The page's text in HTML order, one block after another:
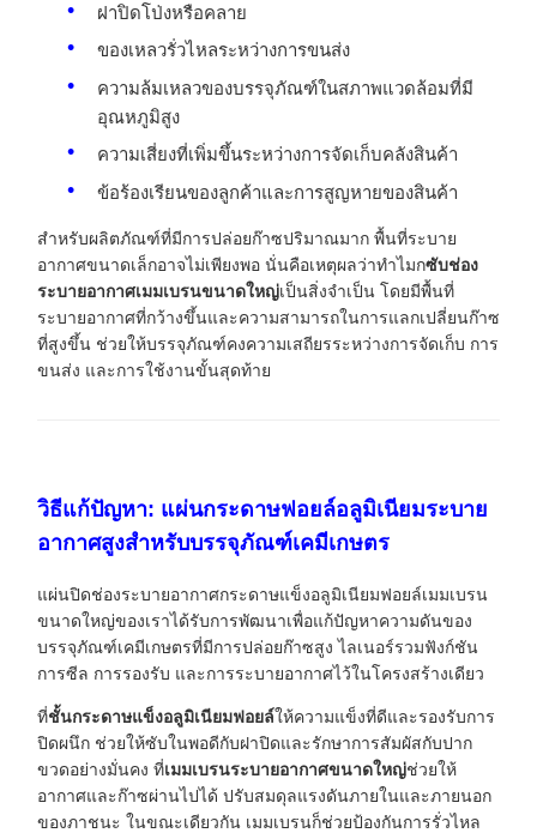
ฝาปิดโป่งหรือคลาย
ของเหลวรั่วไหลระหว่างการขนส่ง
ความล้มเหลวของบรรจุภัณฑ์ในสภาพแวดล้อมที่มี
อุณหภูมิสูง
ความเสี่ยงที่เพิ่มขึ้นระหว่างการจัดเก็บคลังสินค้า
ข้อร้องเรียนของลูกค้าและการสูญหายของสินค้า
สำหรับผลิตภัณฑ์ที่มีการปล่อยก๊าซปริมาณมาก พื้นที่ระบาย
อากาศขนาดเล็กอาจไม่เพียงพอ นั่นคือเหตุผลว่าทำไมกซับช่อง
ระบายอากาศเมมเบรนขนาดใหญ่เป็นสิ่งจำเป็น โดยมีพื้นที่
ระบายอากาศที่กว้างขึ้นและความสามารถในการแลกเปลี่ยนก๊าซ
ที่สูงขึ้น ช่วยให้บรรจุภัณฑ์คงความเสถียรระหว่างการจัดเก็บ การ
ขนส่ง และการใช้งานขั้นสุดท้าย
วิธีแก้ปัญหา: แผ่นกระดาษฟอยล์อลูมิเนียมระบาย
อากาศสูงสำหรับบรรจุภัณฑ์เคมีเกษตร
แผ่นปิดช่องระบายอากาศกระดาษแข็งอลูมิเนียมฟอยล์เมมเบรน
ขนาดใหญ่ของเราได้รับการพัฒนาเพื่อแก้ปัญหาความดันของ
บรรจุภัณฑ์เคมีเกษตรที่มีการปล่อยก๊าซสูง ไลเนอร์รวมฟังก์ชัน
การซีล การรองรับ และการระบายอากาศไว้ในโครงสร้างเดียว
ที่ชั้นกระดาษแข็งอลูมิเนียมฟอยล์ให้ความแข็งที่ดีและรองรับการ
ปิดผนึก ช่วยให้ซับในพอดีกับฝาปิดและรักษาการสัมผัสกับปาก
ขวดอย่างมั่นคง ที่เมมเบรนระบายอากาศขนาดใหญ่ช่วยให้
อากาศและก๊าซผ่านไปได้ ปรับสมดุลแรงดันภายในและภายนอก
ของภาชนะ ในขณะเดียวกัน เมมเบรนก็ช่วยป้องกันการรั่วไหล